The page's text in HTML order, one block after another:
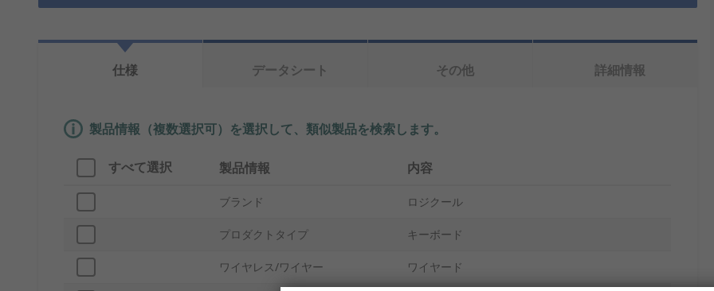
仕様
データシート その他 詳細情報
製品情報（複数選択可）を選択して、類似製品を検索します。
すべて選択 製品情報 内容
ブランド ロジクール
プロダクトタイプ キーボード
ワイヤレス/ワイヤー ワイヤード